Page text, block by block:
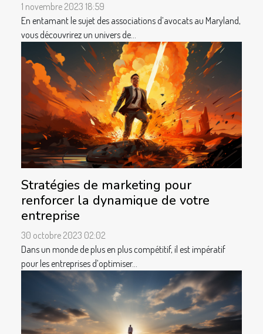
1 novembre 2023 18:59
En entamant le sujet des associations d’avocats au Maryland,
vous découvrirez un univers de...
Stratégies de marketing pour
renforcer la dynamique de votre
entreprise
30 octobre 2023 02:02
Dans un monde de plus en plus compétitif, il est impératif
pour les entreprises d’optimiser...